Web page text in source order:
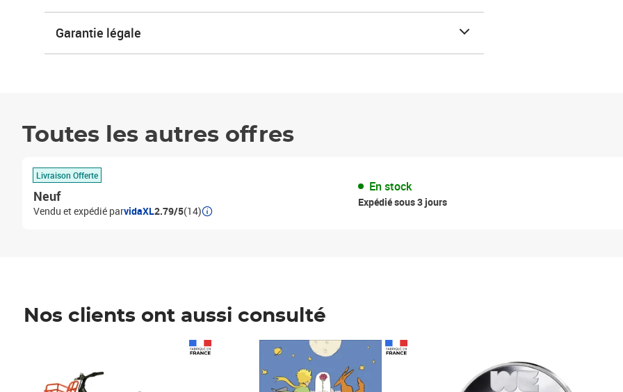
Garantie légale
Toutes les autres offres
Livraison Offerte
Neuf
Vendu et expédié parvidaXL2.79/5(14)
En stock
Expédié sous 3 jours
Nos clients ont aussi consulté
Prix 7,50€